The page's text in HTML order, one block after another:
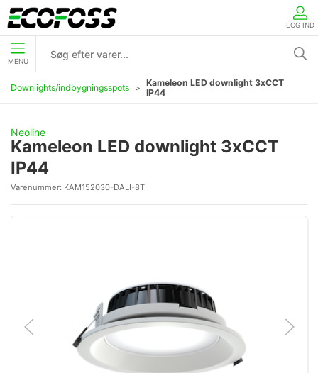
LOG IND
MENU
Downlights/indbygningsspots
Kameleon LED downlight 3xCCT
IP44
Neoline
Kameleon LED downlight 3xCCT
IP44
Varenummer: KAM152030-DALI-8T